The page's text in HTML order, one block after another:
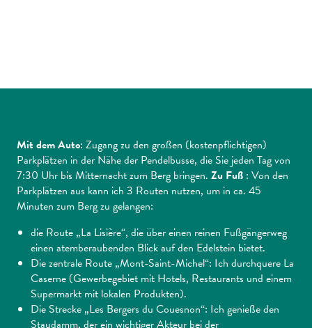
Mit dem Auto: Zugang zu den großen (kostenpflichtigen)
Parkplätzen in der Nähe der Pendelbusse, die Sie jeden Tag von
7:30 Uhr bis Mitternacht zum Berg bringen. Zu Fuß : Von den
Parkplätzen aus kann ich 3 Routen nutzen, um in ca. 45
Minuten zum Berg zu gelangen:
die Route „La Lisière“, die über einen reinen Fußgängerweg
einen atemberaubenden Blick auf den Edelstein bietet.
Die zentrale Route „Mont-Saint-Michel“: Ich durchquere La
Caserne (Gewerbegebiet mit Hotels, Restaurants und einem
Supermarkt mit lokalen Produkten).
Die Strecke „Les Bergers du Couesnon“: Ich genieße den
Staudamm, der ein wichtiger Akteur bei der